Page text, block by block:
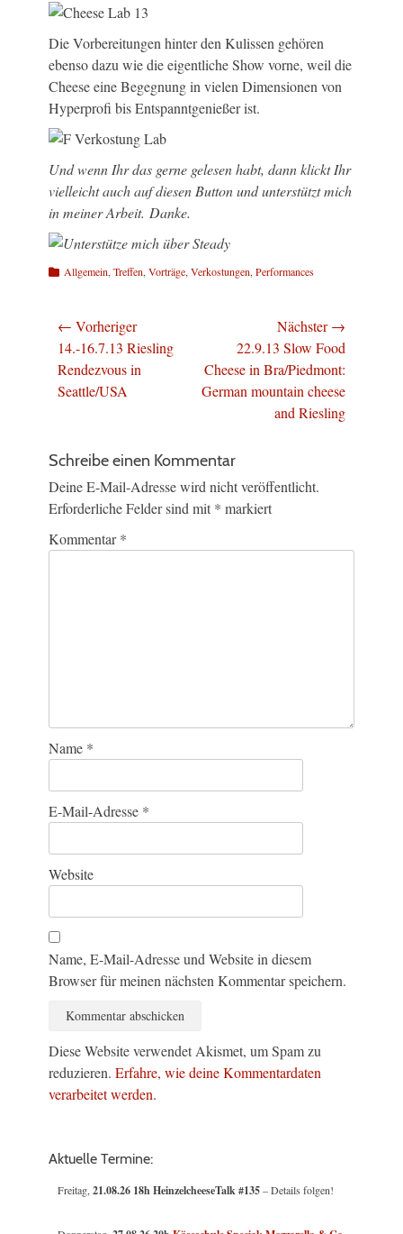
Die Vorbereitungen hinter den Kulissen gehören
ebenso dazu wie die eigentliche Show vorne, weil die
Cheese eine Begegnung in vielen Dimensionen von
Hyperprofi bis Entspanntgenießer ist.
Und wenn Ihr das gerne gelesen habt, dann klickt Ihr
vielleicht auch auf diesen Button und unterstützt mich
in meiner Arbeit. Danke.
Kategorien
Allgemein,Treffen,Vorträge, Verkostungen, Performances
Beitragsnavigation
← Vorheriger
Vorheriger
Beitrag:
14.-16.7.13 Riesling
Rendezvous in
Seattle/USA
Nächster →
Nächster
Beitrag:
22.9.13 Slow Food
Cheese in Bra/Piedmont:
German mountain cheese
and Riesling
Schreibe einen Kommentar
Deine E-Mail-Adresse wird nicht veröffentlicht.
Erforderliche Felder sind mit * markiert
Kommentar*
Name *
E-Mail-Adresse *
Website
Name, E-Mail-Adresse und Website in diesem
Browser für meinen nächsten Kommentar speichern.
Diese Website verwendet Akismet, um Spam zu
reduzieren. Erfahre, wie deine Kommentardaten
verarbeitet werden.
Aktuelle Termine:
Freitag,21.08.26 18h HeinzelcheeseTalk #135– Details folgen!